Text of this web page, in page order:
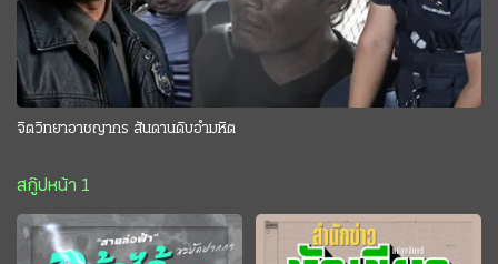
จิตวิทยาอาชญากร สันดานดิบอำมหิต
สกู๊ปหน้า 1